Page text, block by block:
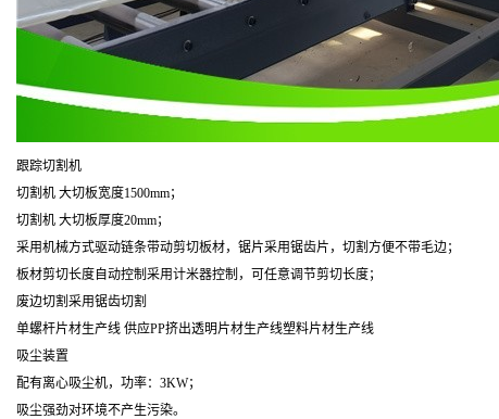
跟踪切割机
切割机 大切板宽度1500mm；
切割机 大切板厚度20mm；
采用机械方式驱动链条带动剪切板材，锯片采用锯齿片，切割方便不带毛边；
板材剪切长度自动控制采用计米器控制，可任意调节剪切长度；
废边切割采用锯齿切割
单螺杆片材生产线 供应PP挤出透明片材生产线塑料片材生产线
吸尘装置
配有离心吸尘机，功率：3KW；
吸尘强劲对环境不产生污染。